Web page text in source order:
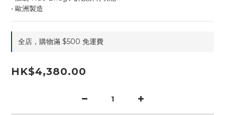
• 歐洲製造
全店，購物滿 $500 免運費
HK$4,380.00